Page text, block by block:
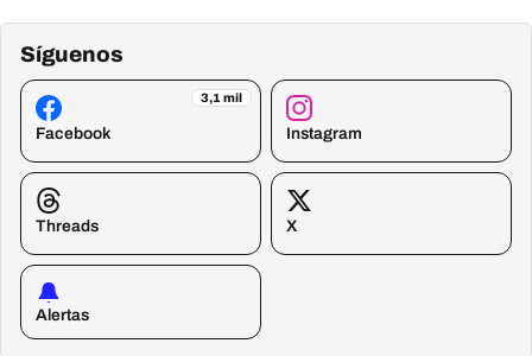
Síguenos
3,1 mil
Facebook Instagram
Threads X
Alertas